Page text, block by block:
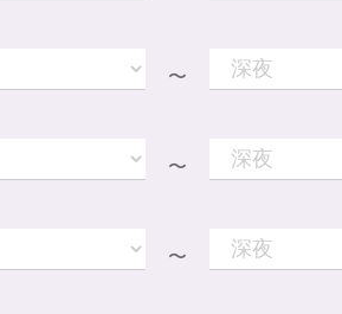
〜
〜
〜